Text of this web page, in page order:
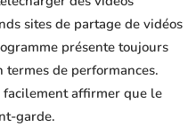
sites de partage de vidéos
présente toujours
de performances.
facilement affirmer que le
garde.